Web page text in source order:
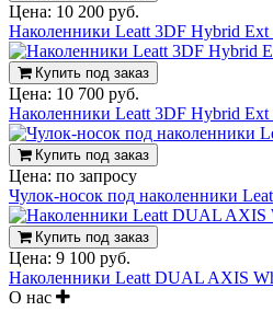
Цена: 10 200 руб.
Наколенники Leatt 3DF Hybrid
Купить под заказ
Цена: 10 700 руб.
Наколенники Leatt 3DF Hybrid
Купить под заказ
Цена: по запросу
Чулок-носок под наколенники
Купить под заказ
Цена: 9 100 руб.
Наколенники Leatt DUAL AXIS
О нас